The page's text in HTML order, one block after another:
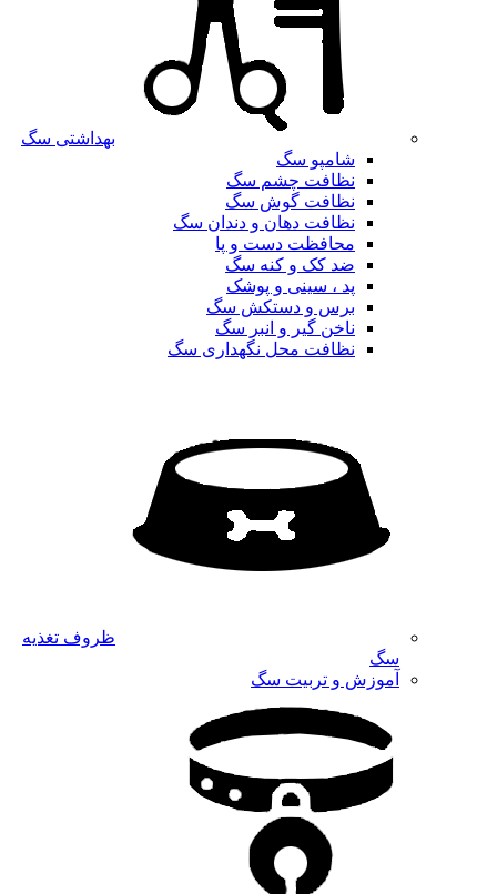
بهداشتی سگ
شامپو سگ
نظافت چشم سگ
نظافت گوش سگ
نظافت دهان و دندان سگ
محافظت دست و پا
ضد کک و کنه سگ
پد ، سینی و پوشک
برس و دستکش سگ
ناخن گیر و انبر سگ
نظافت محل نگهداری سگ
ظروف تغذیه
سگ
آموزش و تربیت سگ